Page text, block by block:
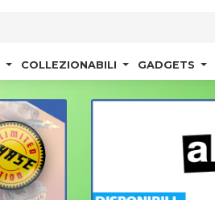
COLLEZIONABILI GADGETS